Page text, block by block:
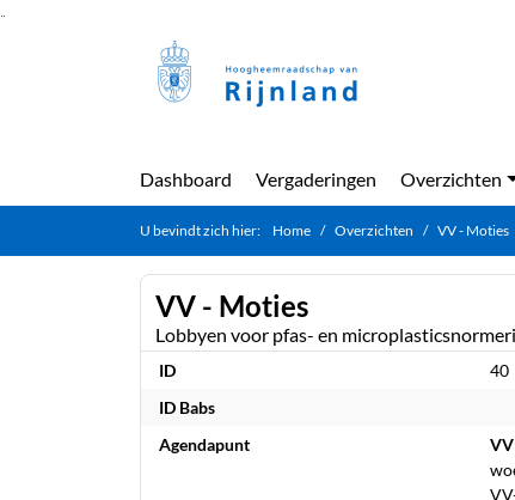
Dashboard Vergaderingen Overzichten
U bevindt zich hier: Home Overzichten VV - Moties
VV - Moties
Lobbyen voor pfas- en
ID
40
ID Babs
Agendapunt